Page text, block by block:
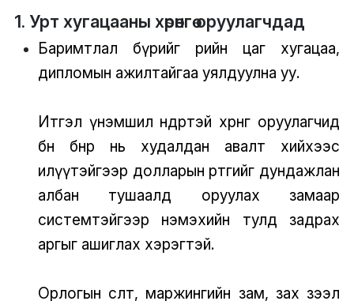
1. Урт хугацааны хөрөнгө оруулагчдад
Баримтлал бүрийг өөрийн цаг хугацаа,
дипломын ажилтайгаа уялдуулна уу.
Итгэл үнэмшил өндөртэй хөрөнгө оруулагчид
бөөн бөөнөөр нь худалдан авалт хийхээс
илүүтэйгээр долларын өртгийг дундажлан
албан тушаалд оруулах замаар
системтэйгээр нэмэхийн тулд задрах
аргыг ашиглах хэрэгтэй.
Орлогын өсөлт, маржингийн зам, зах зээл